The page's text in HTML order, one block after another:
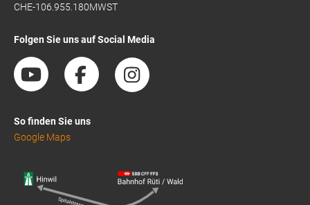
CHE-106.955.180MWST
Folgen Sie uns auf Social Media
So finden Sie uns
Google Maps